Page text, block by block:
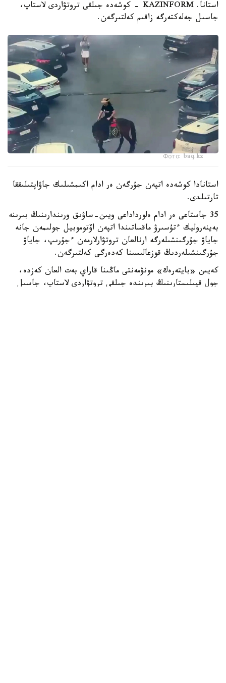
استانا. KAZINFORM - كوشەدە جىلقى تروتۋاردى لاستاپ،
جاسىل جەلەكتەرگە زاقىم كەلتىرگەن.
Фото: baq.kz
استانادا كوشەدە اتپەن جۇرگەن ەر ادام اكىمشىلىك جاۋاپتىلىققا
تارتىلدى.
35 جاستاعى ەر ادام ەلورداداعى ويىن-ساۋىق ورىندارىنىڭ بىرىنە
بەينەروليك ءتۇسىرۋ ماقساتىندا اتپەن اۆتوموبيل جولىمەن جانە
جاياۋ جۇرگىنشىلەرگە ارنالعان تروتۋارلارمەن ءجۇرىپ، جاياۋ
جۇرگىنشىلەردىڭ قوزعالىسىنا كەدەرگى كەلتىرگەن.
كەيىن «بايتەرەك» مونۋمەنتى ماڭىنا قاراي بەت العان كەزدە،
جول قيىلىستارىنىڭ بىرىندە جىلقى تروتۋاردى لاستاپ، جاسىل